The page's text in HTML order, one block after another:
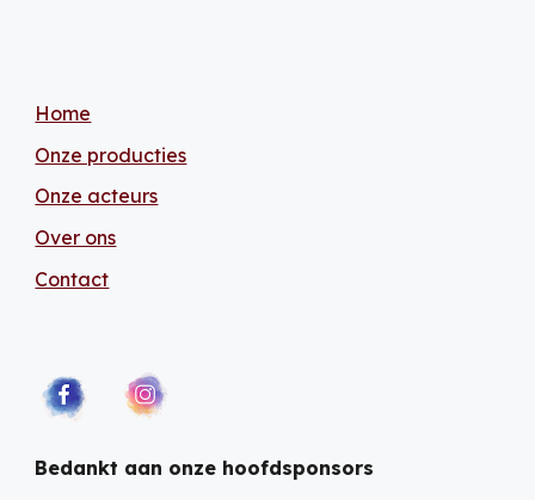
Home
Onze producties
Onze acteurs
Over ons
Contact
Bedankt aan onze hoofdsponsors